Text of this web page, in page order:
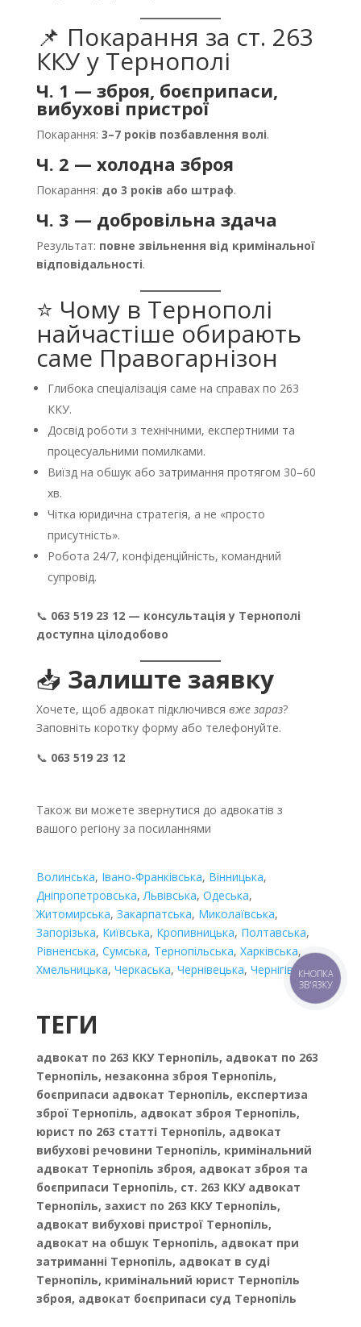
📌 Покарання за ст. 263
ККУ у Тернополі
Ч. 1 — зброя, боєприпаси,
вибухові пристрої
Покарання: 3–7 років позбавлення волі.
Ч. 2 — холодна зброя
Покарання: до 3 років або штраф.
Ч. 3 — добровільна здача
Результат: повне звільнення від кримінальної
відповідальності.
⭐ Чому в Тернополі
найчастіше обирають
саме Правогарнізон
Глибока спеціалізація саме на справах по 263
ККУ.
Досвід роботи з технічними, експертними та
процесуальними помилками.
Виїзд на обшук або затримання протягом 30–60
хв.
Чітка юридична стратегія, а не «просто
присутність».
Робота 24/7, конфіденційність, командний
супровід.
📞 063 519 23 12 — консультація у Тернополі
доступна цілодобово
📥 Залиште заявку
Хочете, щоб адвокат підключився вже зараз?
Заповніть коротку форму або телефонуйте.
📞 063 519 23 12
Також ви можете звернутися до адвокатів з
вашого регіону за посиланнями
Волинська, Івано-Франківська, Вінницька,
Дніпропетровська, Львівська, Одеська,
Житомирська, Закарпатська, Миколаївська,
Запорізька, Київська, Кропивницька, Полтавська,
Рівненська, Сумська, Тернопільська, Харківська,
Хмельницька, Черкаська, Чернівецька, Чернігівська
ТЕГИ
адвокат по 263 ККУ Тернопіль, адвокат по 263
Тернопіль, незаконна зброя Тернопіль,
боєприпаси адвокат Тернопіль, експертиза
зброї Тернопіль, адвокат зброя Тернопіль,
юрист по 263 статті Тернопіль, адвокат
вибухові речовини Тернопіль, кримінальний
адвокат Тернопіль зброя, адвокат зброя та
боєприпаси Тернопіль, ст. 263 ККУ адвокат
Тернопіль, захист по 263 ККУ Тернопіль,
адвокат вибухові пристрої Тернопіль,
адвокат на обшук Тернопіль, адвокат при
затриманні Тернопіль, адвокат в суді
Тернопіль, кримінальний юрист Тернопіль
зброя, адвокат боєприпаси суд Тернопіль
КНОПКА
ЗВ'ЯЗКУ